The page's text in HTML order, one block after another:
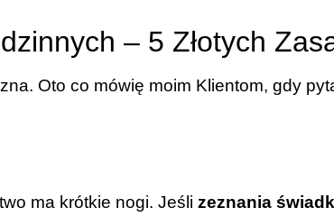
– 5 Złotych
Oto co mówię moim Klientom, gdy
ma krótkie nogi. Jeśli zeznania